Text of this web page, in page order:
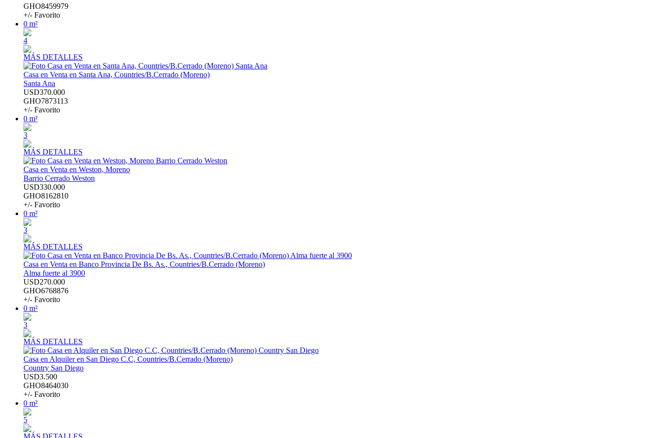
GHO8459979
+/- Favorito
0 m²
4
MÁS DETALLES
Casa en Venta en Santa Ana, Countries/B.Cerrado (Moreno)
Santa Ana
USD370.000
GHO7873113
+/- Favorito
0 m²
3
MÁS DETALLES
Casa en Venta en Weston, Moreno
Barrio Cerrado Weston
USD330.000
GHO8162810
+/- Favorito
0 m²
3
MÁS DETALLES
Casa en Venta en Banco Provincia De Bs. As., Countries/B.Cerrado (Moreno)
Alma fuerte al 3900
USD270.000
GHO6768876
+/- Favorito
0 m²
3
MÁS DETALLES
Casa en Alquiler en San Diego C.C, Countries/B.Cerrado (Moreno)
Country San Diego
USD3.500
GHO8464030
+/- Favorito
0 m²
5